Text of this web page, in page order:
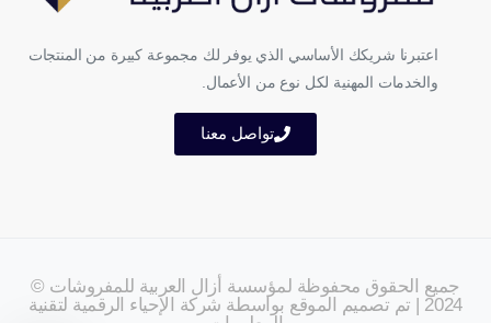
اعتبرنا شريكك الأساسي الذي يوفر لك مجموعة كبيرة من المنتجات
والخدمات المهنية لكل نوع من الأعمال.
تواصل معنا
جميع الحقوق محفوظة لمؤسسة أزال العربية للمفروشات ©
2024 | تم تصميم الموقع بواسطة شركة الإحياء الرقمية لتقنية